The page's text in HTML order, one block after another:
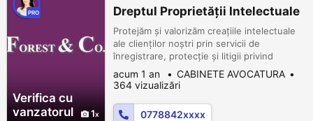
Verifica cu
vanzatorul
1
PRO Dreptul Proprietății Intelectuale
Protejăm și valorizăm creațiile intelectuale
ale clienților noștri prin servicii de
înregistrare, protecție și litigii privind
brevetele, mărcile, drepturile de autor și
alte drepturi de proprietate intelectuală.
acum 1 an
CABINETE AVOCATURA
364 vizualizări
0778842xxxx